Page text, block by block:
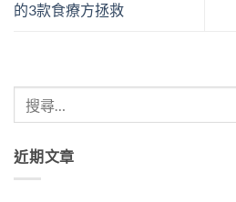
的3款食療方拯救
近期文章